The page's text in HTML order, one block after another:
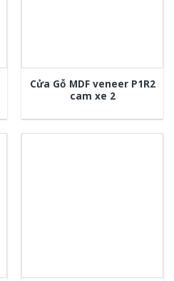
Cửa Gỗ MDF veneer P1R2
cam xe 2